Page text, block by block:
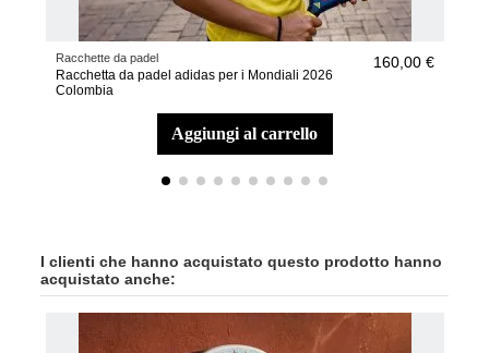
Racchette da padel
Racchetta da padel adidas per i Mondiali 2026
Colombia
160,00 €
aggiungi al carrello
I clienti che hanno acquistato questo prodotto hanno
acquistato anche: